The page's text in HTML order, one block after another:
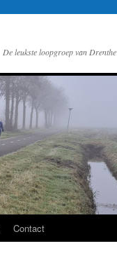
De leukste loopgroep van Drenthe
Contact